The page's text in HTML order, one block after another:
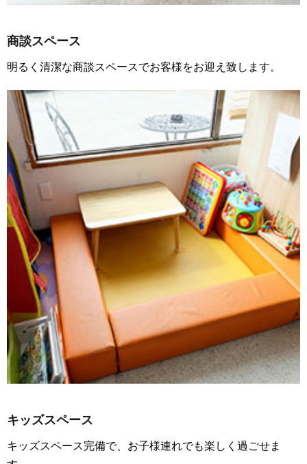
商談スペース
明るく清潔な商談スペースでお客様をお迎え致します。
キッズスペース
キッズスペース完備で、お子様連れでも楽しく過ごせま